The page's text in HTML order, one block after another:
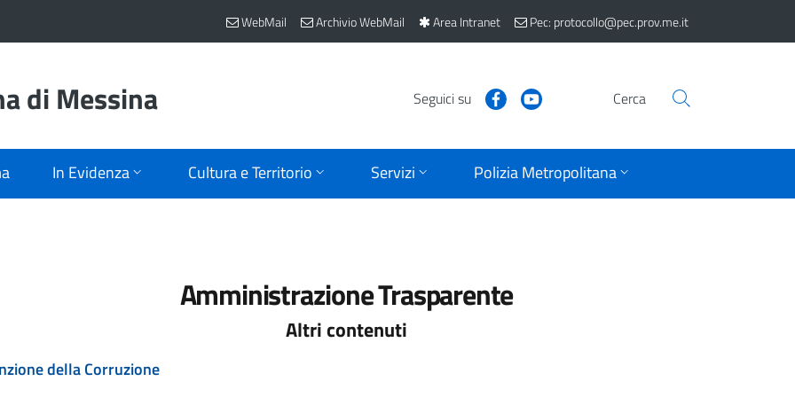
WebMail Archivio WebMail Area Intranet Pec: protocollo@pec.prov.me.it
di Messina Seguici su Cerca
In Evidenza Cultura e Territorio Servizi Polizia Metropolitana
Amministrazione Trasparente
Altri contenuti
della Corruzione